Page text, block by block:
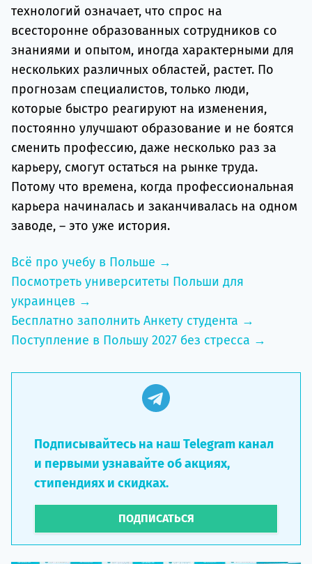
технологий означает, что спрос на
всесторонне образованных сотрудников со
знаниями и опытом, иногда характерными для
нескольких различных областей, растет. По
прогнозам специалистов, только люди,
которые быстро реагируют на изменения,
постоянно улучшают образование и не боятся
сменить профессию, даже несколько раз за
карьеру, смогут остаться на рынке труда.
Потому что времена, когда профессиональная
карьера начиналась и заканчивалась на одном
заводе, – это уже история.
Всё про учебу в Польше →
Посмотреть университеты Польши для
украинцев →
Бесплатно заполнить Анкету студента →
Поступление в Польшу 2027 без стресса →
Подписывайтесь на наш Telegram канал
и первыми узнавайте об акциях,
стипендиях и скидках.
ПОДПИСАТЬСЯ